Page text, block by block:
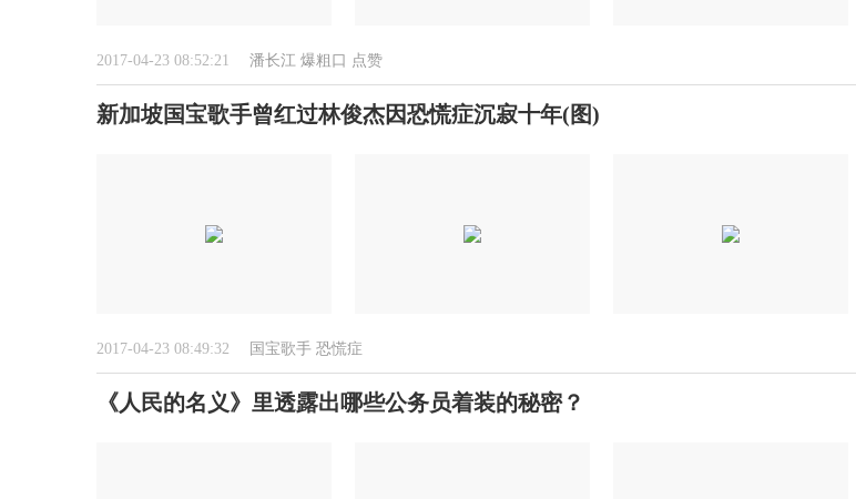
2017-04-23 08:52:21 潘长江 爆粗口 点赞
新加坡国宝歌手曾红过林俊杰因恐慌症沉寂十年(图)
2017-04-23 08:49:32 国宝歌手 恐慌症
《人民的名义》里透露出哪些公务员着装的秘密？